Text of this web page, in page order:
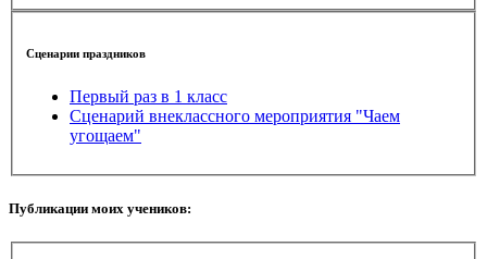
Сценарии праздников
Первый раз в 1 класс
Сценарий внеклассного мероприятия "Чаем
угощаем"
Публикации моих учеников: